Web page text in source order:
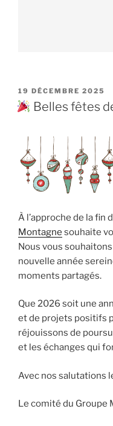
PUBLIÉ
LE
19 DÉCEMBRE 2025
Belles fêtes
À l’approche de la fin
Montagne souhaite
Nous vous
nouvelle année
moments partagés.
Que 2026 soit une
et de projets positifs
réjouissons de
et les échanges qui
Avec nos salutations
Le comité du Groupe